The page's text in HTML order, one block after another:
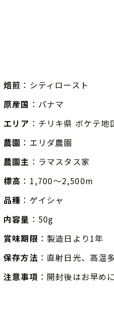
焙煎 ：シティロースト
原産国 ：パナマ
エリア ：チリキ県 ボケテ地
農園 ：エリダ農園
農園主 ：ラマスタス家
標高 ：1,700～2,500m
品種 ：ゲイシャ
内容量 ：50g
賞味期限 ：製造日より1年
保存方法 ：直射日光、高温
注意事項 ：開封後はお早め